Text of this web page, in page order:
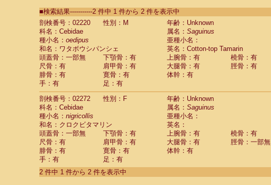
CebidaeSaguinus labiatus(0)
Cebidae Saguinus leucopus (0)
Cebidae
Cebidae
CebidaeSaguinus nigricollis (1)
Cebidae Saguinus oedipus
Cebidae Saguinus weddelli
Cebidae Saguinusspp.
Cebidae Aotus trivirgatus
Cebidae Cebus albifrons
Cebidae
CebidaeCebus capucinus
CebidaeCebus nigrivittatus
Cebidae Cebusspp.(0)
Cebidae Saimiri boliviensis
Cebidae Saimiri sciureus
Atelidae Alouatta caraya
AtelidaeAlouatta fusca
AtelidaeAlouatta seniculus
■検索結果-----------2 件中 1 件から 2 件を表示中
剖検番号：02220
性別：M
年齢：Unknown
科名：Cebidae
属名： Saguinus
種小名： oedipus
亜種小名：
和名：ワタボウシパンシェ
英名：Cotton-top Tamarin
頭蓋骨：一部無
下顎骨：有 上腕骨：有
橈骨：有
尺骨：有
肩甲骨：有 大腿骨：有
脛骨：有
腓骨：有
寛骨：有
体幹：有
手：有
足：有
剖検番号：02272
性別：F
年齢：Unknown
科名：Cebidae
属名： Saguinus
種小名： nigricollis
亜種小名：
和名：クロクビタマリン
英名：
頭蓋骨：一部無
下顎骨：有 上腕骨：有
橈骨：有
尺骨：有
肩甲骨：有 大腿骨：有
脛骨：一部無
腓骨：有
寛骨：有
体幹：有
手：有
足：有
2 件中 1 件から 2 件を表示中